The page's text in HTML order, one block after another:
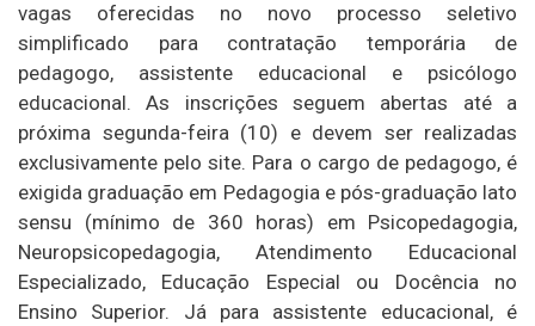
vagas oferecidas no novo processo seletivo
simplificado para contratação temporária de
pedagogo, assistente educacional e psicólogo
educacional. As inscrições seguem abertas até a
próxima segunda-feira (10) e devem ser realizadas
exclusivamente pelo site. Para o cargo de pedagogo, é
exigida graduação em Pedagogia e pós-graduação lato
sensu (mínimo de 360 horas) em Psicopedagogia,
Neuropsicopedagogia, Atendimento Educacional
Especializado, Educação Especial ou Docência no
Ensino Superior. Já para assistente educacional, é